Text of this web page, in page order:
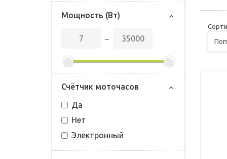
Мощность (Вт)
‒
Счётчик моточасов
Да
Нет
Электронный